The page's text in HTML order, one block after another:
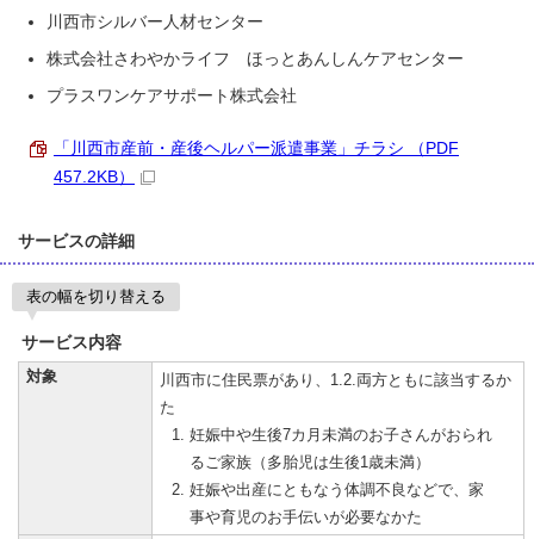
川西市シルバー人材センター
株式会社さわやかライフ ほっとあんしんケアセンター
プラスワンケアサポート株式会社
「川西市産前・産後ヘルパー派遣事業」チラシ （PDF
457.2KB）
サービスの詳細
表の幅を切り替える
サービス内容
対象
川西市に住民票があり、1.2.両方ともに該当するか
た
妊娠中や生後7カ月未満のお子さんがおられ
るご家族（多胎児は生後1歳未満）
妊娠や出産にともなう体調不良などで、家
事や育児のお手伝いが必要なかた